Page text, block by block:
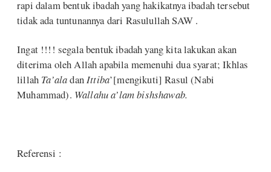
rapi dalam bentuk ibadah yang hakikatnya ibadah tersebut
tidak ada tuntunannya dari Rasulullah SAW .
Ingat !!!! segala bentuk ibadah yang kita lakukan akan
diterima oleh Allah apabila memenuhi dua syarat; Ikhlas
lillah Ta’aladanIttiba’[mengikuti] Rasul (Nabi
Muhammad). Wallahu a’lam bishshawab.
Referensi :